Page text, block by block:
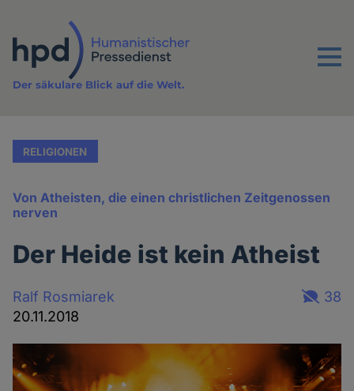
Inhalt
Menu
Der säkulare Blick auf die Welt.
RELIGIONEN
Von Atheisten, die einen christlichen Zeitgenossen
nerven
Der Heide ist kein Atheist
Ralf Rosmiarek
20.11.2018
38